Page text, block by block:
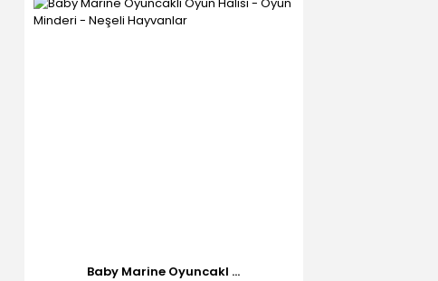
Baby Marine Oyuncakl ...